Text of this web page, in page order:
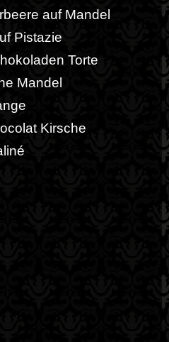
auf Mandel
Pistazie
Torte
Mandel
Kirsche